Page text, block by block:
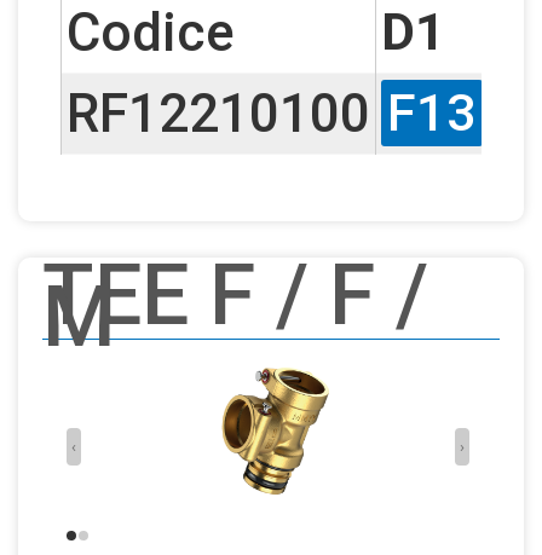
Codice D1
RF12210100 F13
TEE F / F /
M
‹ ›